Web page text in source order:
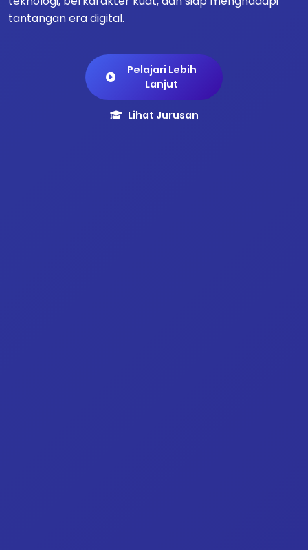
tantangan era digital.
Pelajari Lebih
Lanjut
Lihat Jurusan